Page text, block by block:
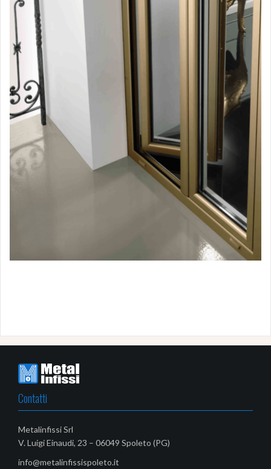
Contatti
Metalinfissi Srl
V. Luigi Einaudi, 23 – 06049 Spoleto (PG)
info@metalinfissispoleto.it